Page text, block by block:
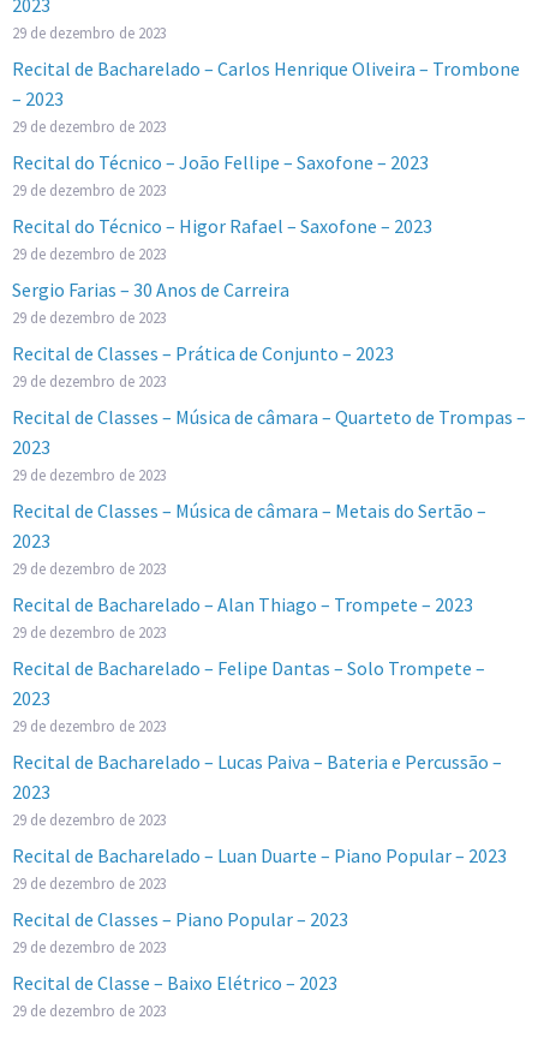
29 de dezembro de 2023
Recital de Bacharelado – Carlos Henrique Oliveira – Trombone
– 2023
29 de dezembro de 2023
Recital do Técnico – João Fellipe – Saxofone – 2023
29 de dezembro de 2023
Recital do Técnico – Higor Rafael – Saxofone – 2023
29 de dezembro de 2023
Sergio Farias – 30 Anos de Carreira
29 de dezembro de 2023
Recital de Classes – Prática de Conjunto – 2023
29 de dezembro de 2023
Recital de Classes – Música de câmara – Quarteto de Trompas –
2023
29 de dezembro de 2023
Recital de Classes – Música de câmara – Metais do Sertão –
2023
29 de dezembro de 2023
Recital de Bacharelado – Alan Thiago – Trompete – 2023
29 de dezembro de 2023
Recital de Bacharelado – Felipe Dantas – Solo Trompete –
2023
29 de dezembro de 2023
Recital de Bacharelado – Lucas Paiva – Bateria e Percussão –
2023
29 de dezembro de 2023
Recital de Bacharelado – Luan Duarte – Piano Popular – 2023
29 de dezembro de 2023
Recital de Classes – Piano Popular – 2023
29 de dezembro de 2023
Recital de Classe – Baixo Elétrico – 2023
29 de dezembro de 2023